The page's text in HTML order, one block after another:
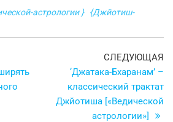
астрологии }
{Джйотиш-
СЛЕДУЮЩАЯ
‘Джатака-Бхаранам’ –
классический трактат
Джйотиша [«Ведической
астрологии»]